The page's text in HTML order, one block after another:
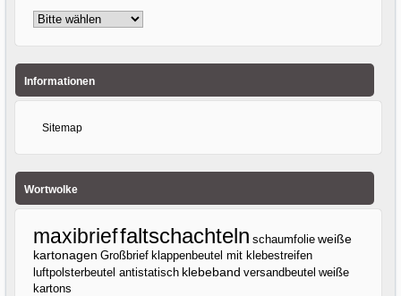
Informationen
Sitemap
Wortwolke
maxibrieffaltschachteln schaumfolie weiße
kartonagen Großbrief klappenbeutel mit klebestreifen
luftpolsterbeutel antistatisch klebeband versandbeutel weiße
kartons